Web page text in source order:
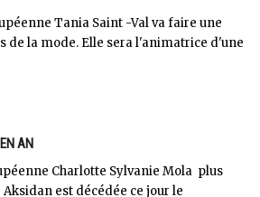
Tania Saint -Val va faire une
de la mode. Elle sera l'animatrice d'une
AN
Charlotte Sylvanie Mola plus
est décédée ce jour le